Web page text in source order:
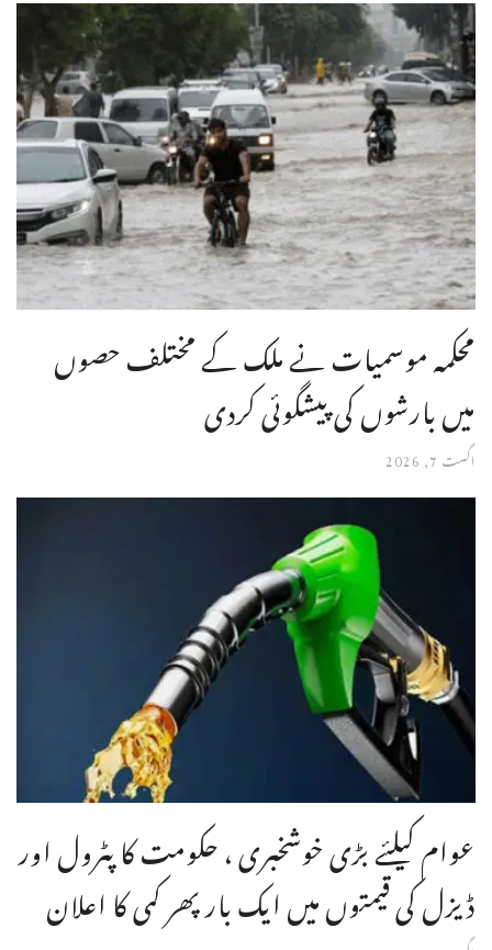
محکمہ موسمیات نے ملک کے مختلف حصوں
میں بارشوں کی پیشگوئی کردی
اگست 7, 2026
عوام کیلئے بڑی خوشخبری ، حکومت کا پٹرول اور
ڈیزل کی قیمتوں میں ایک بار پھر کمی کا اعلان